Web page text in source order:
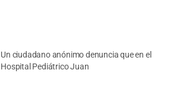
Un ciudadano anónimo denuncia que en el
Hospital Pediátrico Juan